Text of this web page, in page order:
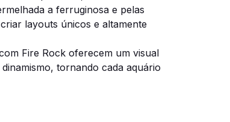
a ferruginosa e pelas
layouts únicos e altamente
Fire Rock oferecem um visual
tornando cada aquário